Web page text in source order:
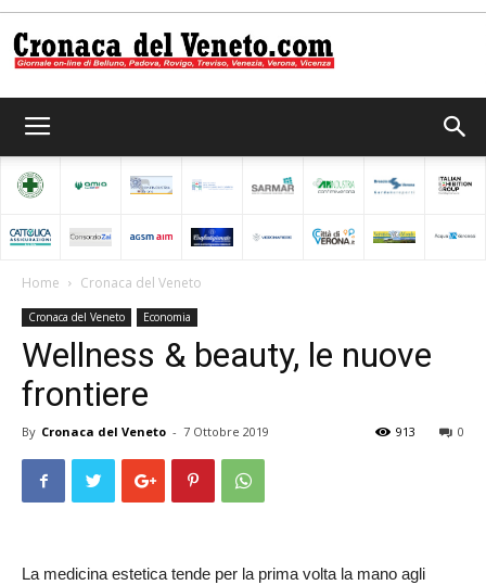
del
Home Cronaca del Veneto
Cronaca del Veneto Economia
Wellness & beauty, le nuove
frontiere
By Cronaca del Veneto - 7 Ottobre 2019 0
913
La medicina estetica tende per la prima volta la mano agli